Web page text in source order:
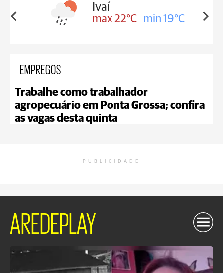
17°C
Ivaí
max 22°C min 19°C
EMPREGOS
Trabalhe como trabalhador
agropecuário em Ponta Grossa; confira
as vagas desta quinta
PUBLICIDADE
AREDEPLAY